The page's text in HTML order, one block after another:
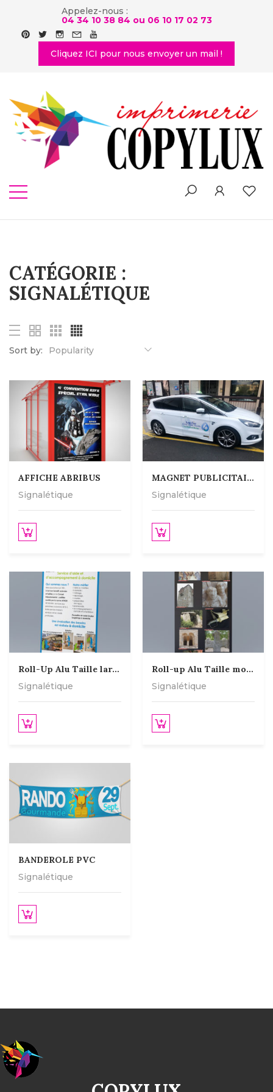
Appelez-nous :
04 34 10 38 84 ou 06 10 17 02 73
Cliquez ICI pour nous envoyer un mail !
CATÉGORIE :
SIGNALÉTIQUE
Sort by: Popularity
AFFICHE ABRIBUS
Signalétique
MAGNET PUBLICITAIRE
Signalétique
Roll-Up Alu Taille large
Signalétique
Roll-up Alu Taille moyenne
Signalétique
BANDEROLE PVC
Signalétique